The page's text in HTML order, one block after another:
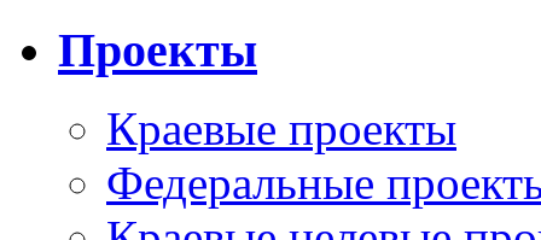
Проекты
Краевые проекты
Федеральные